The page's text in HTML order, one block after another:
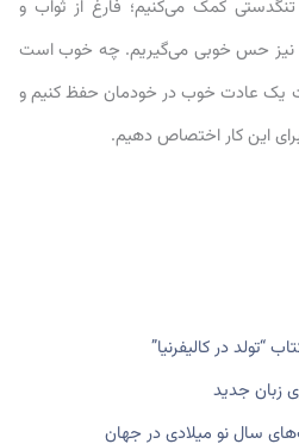
نیز حس خوبی می‌گیریم. چه خوب است
یک عادت خوب در خودمان حفظ کنیم و
این کار اختصاص دهیم.
در کالیفرنیا”
که بنا و عارف بود!